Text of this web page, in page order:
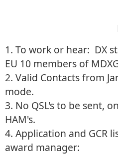
MDXG
1. To work or hear: DX
EU 10 members of
2. Valid Contacts from
mode.
3. No QSL's to be sent,
HAM's.
4. Application and GCR
award manager: